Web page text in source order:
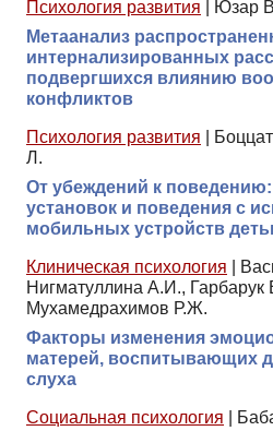
Психология развития
Юзар
Метаанализ
интернализированных
подвергшихся влиянию
конфликтов
Психология развития
Л.
От убеждений к
установок и поведения с
мобильных устройств
Клиническая психология
Нигматуллина А.И.,
Мухамедрахимов Р.Ж.
Факторы изменения
матерей, воспитывающих
слуха
Социальная психология